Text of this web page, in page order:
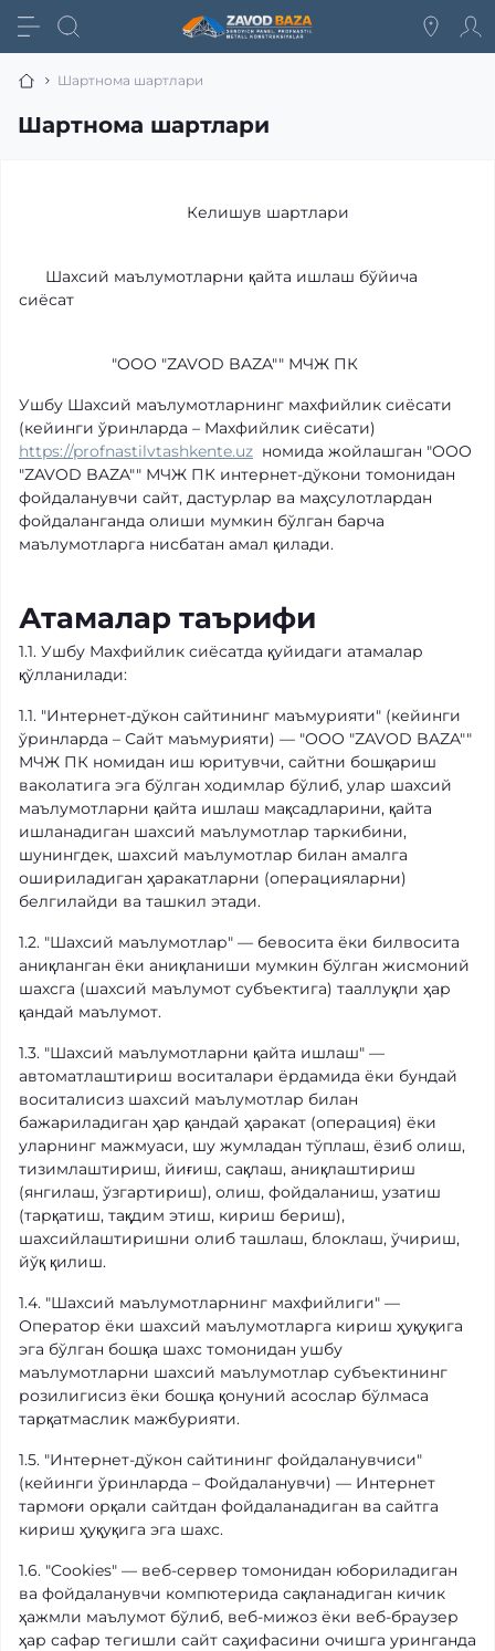
Шартнома шартлари
Шартнома шартлари
Келишув шартлари
Шахсий маълумотларни қайта ишлаш бўйича
сиёсат
"OOO "ZAVOD BAZA"" МЧЖ ПК
Ушбу Шахсий маълумотларнинг махфийлик сиёсати
(кейинги ўринларда – Махфийлик сиёсати)
https://profnastilvtashkente.uz номида жойлашган "OOO
"ZAVOD BAZA"" МЧЖ ПК интернет-дўкони томонидан
фойдаланувчи сайт, дастурлар ва маҳсулотлардан
фойдаланганда олиши мумкин бўлган барча
маълумотларга нисбатан амал қилади.
Атамалар таърифи
1.1. Ушбу Махфийлик сиёсатда қуйидаги атамалар
қўлланилади:
1.1. "Интернет-дўкон сайтининг маъмурияти" (кейинги
ўринларда – Сайт маъмурияти) — "OOO "ZAVOD BAZA""
МЧЖ ПК номидан иш юритувчи, сайтни бошқариш
ваколатига эга бўлган ходимлар бўлиб, улар шахсий
маълумотларни қайта ишлаш мақсадларини, қайта
ишланадиган шахсий маълумотлар таркибини,
шунингдек, шахсий маълумотлар билан амалга
ошириладиган ҳаракатларни (операцияларни)
белгилайди ва ташкил этади.
1.2. "Шахсий маълумотлар" — бевосита ёки билвосита
аниқланган ёки аниқланиши мумкин бўлган жисмоний
шахсга (шахсий маълумот субъектига) тааллуқли ҳар
қандай маълумот.
1.3. "Шахсий маълумотларни қайта ишлаш" —
автоматлаштириш воситалари ёрдамида ёки бундай
воситалисиз шахсий маълумотлар билан
бажариладиган ҳар қандай ҳаракат (операция) ёки
уларнинг мажмуаси, шу жумладан тўплаш, ёзиб олиш,
тизимлаштириш, йиғиш, сақлаш, аниқлаштириш
(янгилаш, ўзгартириш), олиш, фойдаланиш, узатиш
(тарқатиш, тақдим этиш, кириш бериш),
шахсийлаштиришни олиб ташлаш, блоклаш, ўчириш,
йўқ қилиш.
1.4. "Шахсий маълумотларнинг махфийлиги" —
Оператор ёки шахсий маълумотларга кириш ҳуқуқига
эга бўлган бошқа шахс томонидан ушбу
маълумотларни шахсий маълумотлар субъектининг
розилигисиз ёки бошқа қонуний асослар бўлмаса
тарқатмаслик мажбурияти.
1.5. "Интернет-дўкон сайтининг фойдаланувчиси"
(кейинги ўринларда – Фойдаланувчи) — Интернет
тармоғи орқали сайтдан фойдаланадиган ва сайтга
кириш ҳуқуқига эга шахс.
1.6. "Cookies" — веб-сервер томонидан юбориладиган
ва фойдаланувчи компютерида сақланадиган кичик
ҳажмли маълумот бўлиб, веб-мижоз ёки веб-браузер
ҳар сафар тегишли сайт саҳифасини очишга уринганда